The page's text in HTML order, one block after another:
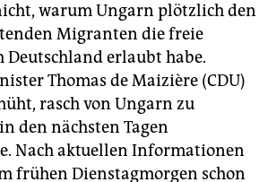
warum Ungarn plötzlich den
Migranten die freie
Deutschland erlaubt habe.
Thomas de Maizière (CDU)
rasch von Ungarn zu
den nächsten Tagen
Nach aktuellen Informationen
frühen Dienstagmorgen schon